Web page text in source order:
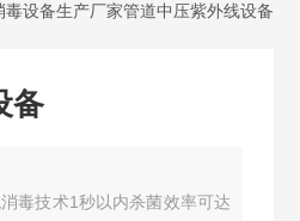
毒设备生产厂家管道中压紫外线设备
备
毒技术1秒以内杀菌效率可达